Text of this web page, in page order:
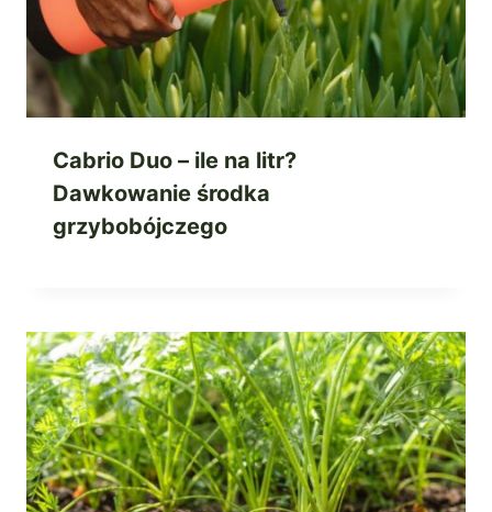
Cabrio Duo – ile na litr?
Dawkowanie środka
grzybobójczego